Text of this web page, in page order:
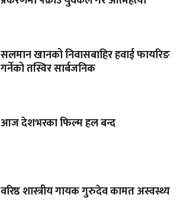
सलमान खानको निवासबाहिर हवाई फायरिङ
गर्नेको तस्विर सार्बजनिक
आज देशभरका फिल्म हल बन्द
वरिष्ठ शास्त्रीय गायक गुरुदेव कामत अस्वस्थ्य